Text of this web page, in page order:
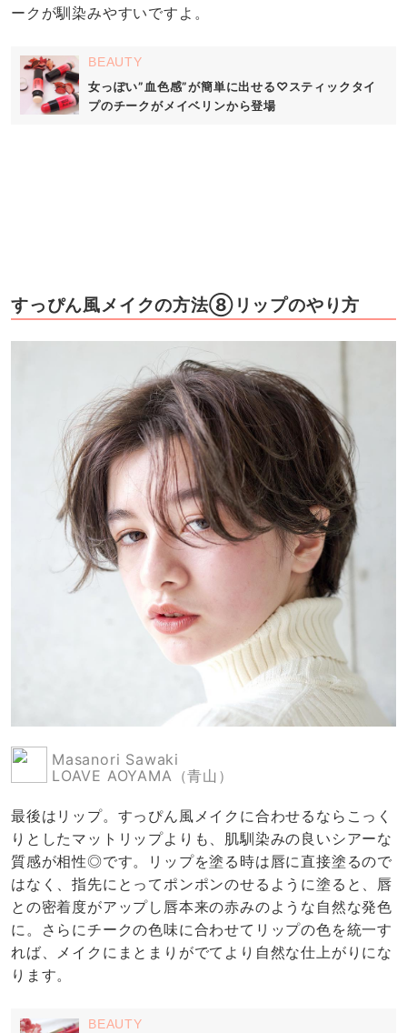
ークが馴染みやすいですよ。
BEAUTY
女っぽい”血色感”が簡単に出せる♡スティックタイ
プのチークがメイベリンから登場
すっぴん風メイクの方法⑧リップのやり方
Masanori Sawaki
LOAVE AOYAMA（青山）
最後はリップ。すっぴん風メイクに合わせるならこっく
りとしたマットリップよりも、肌馴染みの良いシアーな
質感が相性◎です。リップを塗る時は唇に直接塗るので
はなく、指先にとってポンポンのせるように塗ると、唇
との密着度がアップし唇本来の赤みのような自然な発色
に。さらにチークの色味に合わせてリップの色を統一す
れば、メイクにまとまりがでてより自然な仕上がりにな
ります。
BEAUTY